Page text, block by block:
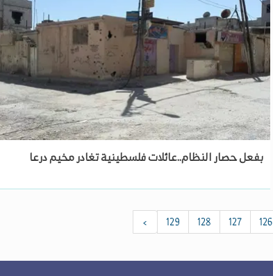
بفعل حصار النظام..عائلات فلسطينية تغادر مخيم درعا
126
127
128
129
›